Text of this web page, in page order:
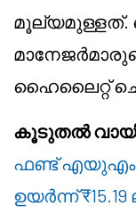
മൂല്യമുള്ളത്.
ഹൈലൈറ്റ്
കൂടുതൽ
ഫണ്ട് എയുഎം
ഉയർന്ന്